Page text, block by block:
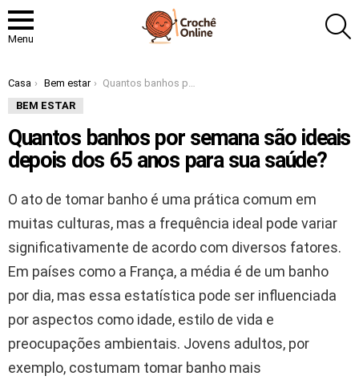
Menu
Você está aqui:
Casa Bem estar
Quantos banhos por semana são ideais depois dos 65 anos para sua saúde?
BEM ESTAR
Quantos banhos por semana são ideais
depois dos 65 anos para sua saúde?
O ato de tomar banho é uma prática comum em
muitas culturas, mas a frequência ideal pode variar
significativamente de acordo com diversos fatores.
Em países como a França, a média é de um banho
por dia, mas essa estatística pode ser influenciada
por aspectos como idade, estilo de vida e
preocupações ambientais. Jovens adultos, por
exemplo, costumam tomar banho mais